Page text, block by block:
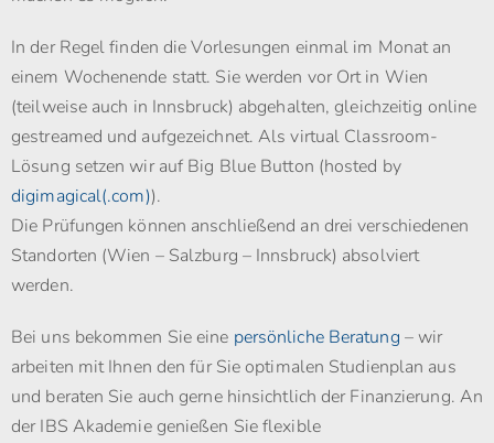
In der Regel finden die Vorlesungen einmal im Monat an
einem Wochenende statt. Sie werden vor Ort in Wien
(teilweise auch in Innsbruck) abgehalten, gleichzeitig online
gestreamed und aufgezeichnet. Als virtual Classroom-
Lösung setzen wir auf Big Blue Button (hosted by
digimagical(.com)).
Die Prüfungen können anschließend an drei verschiedenen
Standorten (Wien – Salzburg – Innsbruck) absolviert
werden.
Bei uns bekommen Sie eine persönliche Beratung – wir
arbeiten mit Ihnen den für Sie optimalen Studienplan aus
und beraten Sie auch gerne hinsichtlich der Finanzierung. An
der IBS Akademie genießen Sie flexible